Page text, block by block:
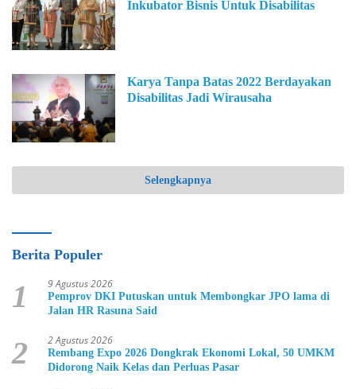
Inkubator Bisnis Untuk Disabilitas
Karya Tanpa Batas 2022 Berdayakan
Disabilitas Jadi Wirausaha
Selengkapnya
Berita Populer
1 9 Agustus 2026
Pemprov DKI Putuskan untuk Membongkar JPO lama di
Jalan HR Rasuna Said
2 2 Agustus 2026
Rembang Expo 2026 Dongkrak Ekonomi Lokal, 50 UMKM
Didorong Naik Kelas dan Perluas Pasar